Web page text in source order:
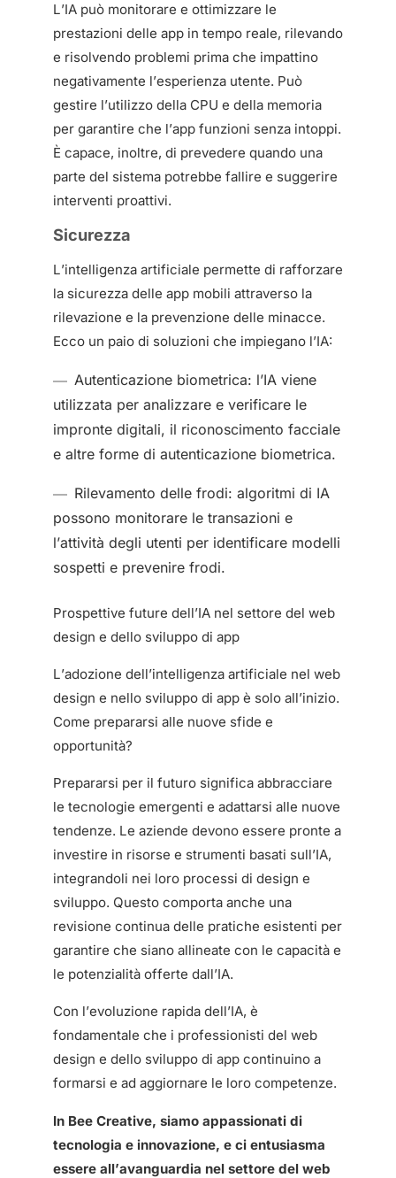
L’IA può monitorare e ottimizzare le
prestazioni delle app in tempo reale, rilevando
e risolvendo problemi prima che impattino
negativamente l’esperienza utente. Può
gestire l’utilizzo della CPU e della memoria
per garantire che l’app funzioni senza intoppi.
È capace, inoltre, di prevedere quando una
parte del sistema potrebbe fallire e suggerire
interventi proattivi.
Sicurezza
L’intelligenza artificiale permette di rafforzare
la sicurezza delle app mobili attraverso la
rilevazione e la prevenzione delle minacce.
Ecco un paio di soluzioni che impiegano l’IA:
Autenticazione biometrica: l’IA viene
utilizzata per analizzare e verificare le
impronte digitali, il riconoscimento facciale
e altre forme di autenticazione biometrica.
Rilevamento delle frodi: algoritmi di IA
possono monitorare le transazioni e
l’attività degli utenti per identificare modelli
sospetti e prevenire frodi.
Prospettive future dell’IA nel settore del web
design e dello sviluppo di app
L’adozione dell’intelligenza artificiale nel web
design e nello sviluppo di app è solo all’inizio.
Come prepararsi alle nuove sfide e
opportunità?
Prepararsi per il futuro significa abbracciare
le tecnologie emergenti e adattarsi alle nuove
tendenze. Le aziende devono essere pronte a
investire in risorse e strumenti basati sull’IA,
integrandoli nei loro processi di design e
sviluppo. Questo comporta anche una
revisione continua delle pratiche esistenti per
garantire che siano allineate con le capacità e
le potenzialità offerte dall’IA.
Con l’evoluzione rapida dell’IA, è
fondamentale che i professionisti del web
design e dello sviluppo di app continuino a
formarsi e ad aggiornare le loro competenze.
In Bee Creative, siamo appassionati di
tecnologia e innovazione, e ci entusiasma
essere all’avanguardia nel settore del web